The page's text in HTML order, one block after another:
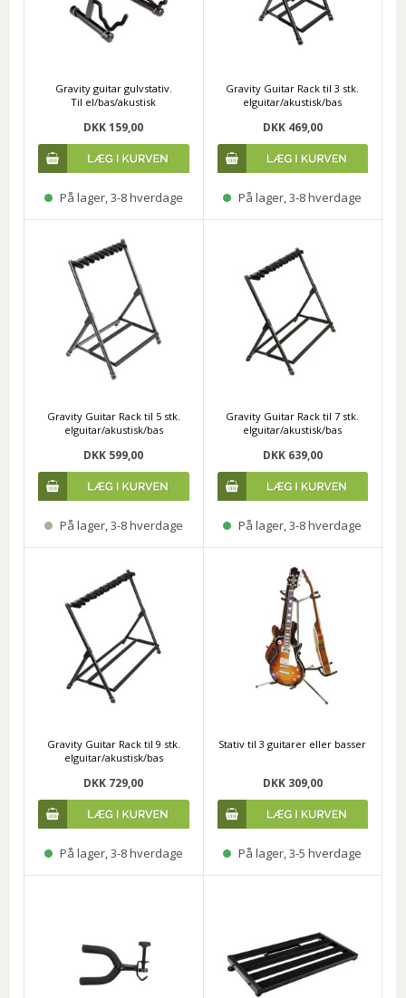
Gravity guitar gulvstativ.
Til el/bas/akustisk
DKK 159,00
På lager, 3-8 hverdage
Gravity Guitar Rack til 3 stk.
elguitar/akustisk/bas
DKK 469,00
På lager, 3-8 hverdage
Gravity Guitar Rack til 5 stk.
elguitar/akustisk/bas
DKK 599,00
På lager, 3-8 hverdage
Gravity Guitar Rack til 7 stk.
elguitar/akustisk/bas
DKK 639,00
På lager, 3-8 hverdage
Gravity Guitar Rack til 9 stk.
elguitar/akustisk/bas
DKK 729,00
På lager, 3-8 hverdage
Stativ til 3 guitarer eller basser
DKK 309,00
På lager, 3-5 hverdage